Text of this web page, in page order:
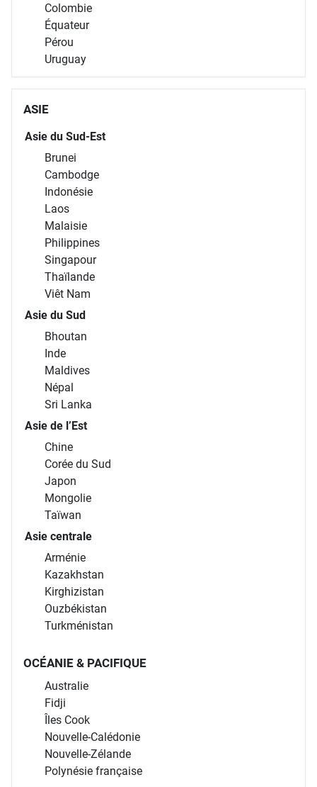
Colombie
Équateur
Pérou
Uruguay
ASIE
Asie du Sud-Est
Brunei
Cambodge
Indonésie
Laos
Malaisie
Philippines
Singapour
Thaïlande
Viêt Nam
Asie du Sud
Bhoutan
Inde
Maldives
Népal
Sri Lanka
Asie de l’Est
Chine
Corée du Sud
Japon
Mongolie
Taïwan
Asie centrale
Arménie
Kazakhstan
Kirghizistan
Ouzbékistan
Turkménistan
OCÉANIE & PACIFIQUE
Australie
Fidji
Îles Cook
Nouvelle-Calédonie
Nouvelle-Zélande
Polynésie française